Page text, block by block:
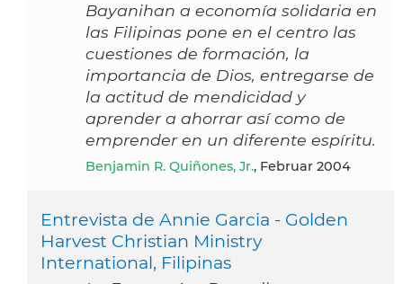
Bayanihan a economía solidaria en
las Filipinas pone en el centro las
cuestiones de formación, la
importancia de Dios, entregarse de
la actitud de mendicidad y
aprender a ahorrar así como de
emprender en un diferente espíritu.
Benjamin R. Quiñones, Jr., Februar 2004
Entrevista de Annie Garcia - Golden
Harvest Christian Ministry
International, Filipinas